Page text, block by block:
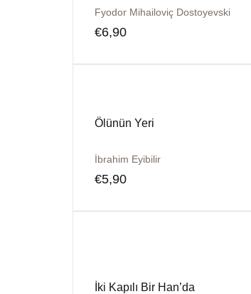
Fyodor Mihailoviç Dostoyevski
€6,90
Ölünün Yeri
İbrahim Eyibilir
€5,90
İki Kapılı Bir Han’da